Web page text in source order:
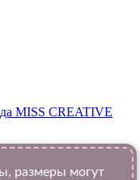
MISS CREATIVE
размеры могут